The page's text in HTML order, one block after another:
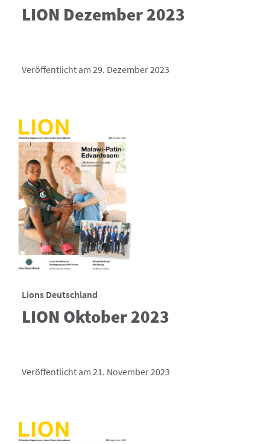
LION Dezember 2023
Veröffentlicht am 29. Dezember 2023
Lions Deutschland
LION Oktober 2023
Veröffentlicht am 21. November 2023